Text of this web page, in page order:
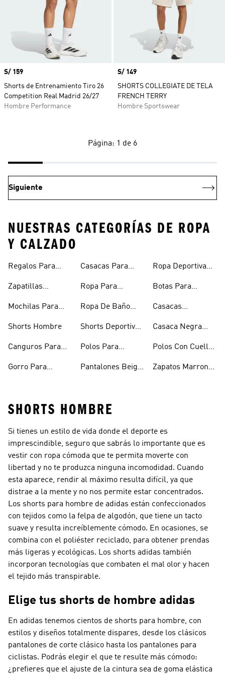
Precio
S/ 159
Shorts de Entrenamiento Tiro 26
Competition Real Madrid 26/27
Hombre Performance
Precio
S/ 149
SHORTS COLLEGIATE DE TELA
FRENCH TERRY
Hombre Sportswear
Página: 1 de 6
Siguiente
NUESTRAS CATEGORÍAS DE ROPA
Y CALZADO
Regalos Para
Zapatillas
Mochilas Para
Shorts Hombre
Canguros Para
Gorro Para
Casacas Para
Ropa Para
Ropa De Baño
Shorts Deportivos
Polos Para
Pantalones Beige
Ropa Deportiva
Botas Para
Casacas
Hombre
Casaca Negra
Polos Con Cuello
Zapatos Marron
SHORTS HOMBRE
Si tienes un estilo de vida donde el deporte es
imprescindible, seguro que sabrás lo importante que es
vestir con ropa cómoda que te permita moverte con
libertad y no te produzca ninguna incomodidad. Cuando
esta aparece, rendir al máximo resulta difícil, ya que
distrae a la mente y no nos permite estar concentrados.
Los shorts para hombre de adidas están confeccionados
con tejidos como la felpa de algodón, que tiene un tacto
suave y resulta increíblemente cómodo. En ocasiones, se
combina con el poliéster reciclado, para obtener prendas
más ligeras y ecológicas. Los shorts adidas también
incorporan tecnologías que combaten el mal olor y hacen
el tejido más transpirable.
Elige tus shorts de hombre adidas
En adidas tenemos cientos de shorts para hombre, con
estilos y diseños totalmente dispares, desde los clásicos
pantalones de corte clásico hasta los pantalones para
ciclistas. Podrás elegir el que te resulte más cómodo:
¿prefieres que el ajuste de la cintura sea de goma elástica